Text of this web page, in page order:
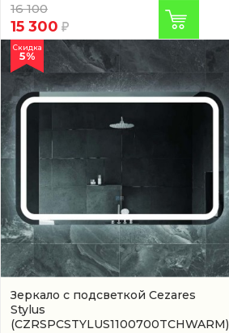
16 100
15 300
Зеркало с подсветкой Cezares
Stylus
(CZRSPCSTYLUS1100700TCHWARM)
Скидка
5%